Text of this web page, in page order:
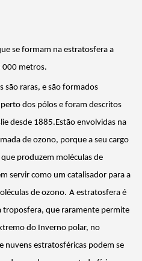
se formam na estratosfera a
000 metros.
são raras, e são formados
perto dos pólos e foram descritos
desde 1885.Estão envolvidas na
de ozono, porque a seu cargo
produzem moléculas de
servircomo um catalisador para a
de ozono. Aestratosfera é
troposfera, que raramente permite
do Inverno polar, no
nuvens estratosféricas podemse